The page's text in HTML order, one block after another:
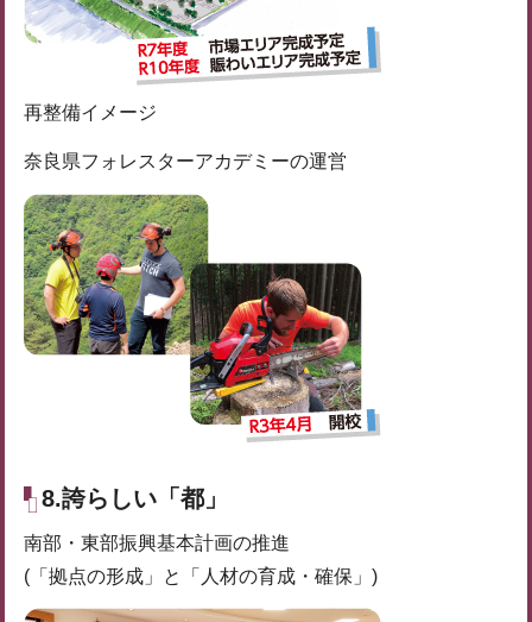
再整備イメージ
奈良県フォレスターアカデミーの運営
8.誇らしい「都」
南部・東部振興基本計画の推進
(「拠点の形成」と「人材の育成・確保」)